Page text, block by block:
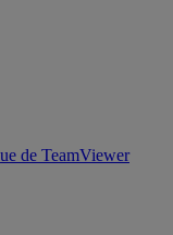
de TeamViewer